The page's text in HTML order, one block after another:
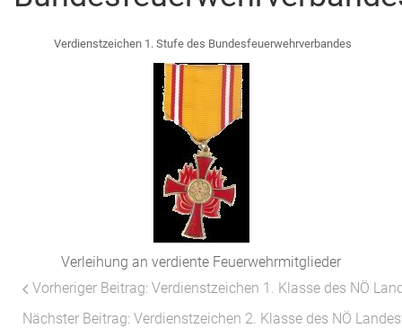
Verdienstzeichen 1. Stufe des Bundesfeuerwehrverbandes
Verleihung an verdiente Feuerwehrmitglieder
Vorheriger Beitrag: Verdienstzeichen 1. Klasse des NÖ
Nächster Beitrag: Verdienstzeichen 2. Klasse des NÖ